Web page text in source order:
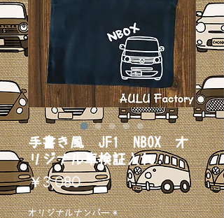
手書き風 JF1 NBOX オ
リジナル車検証入れ
￥3,080価
格
オリジナルナンバー *